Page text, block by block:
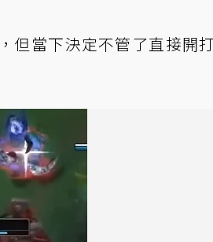
但當下決定不管了直接開